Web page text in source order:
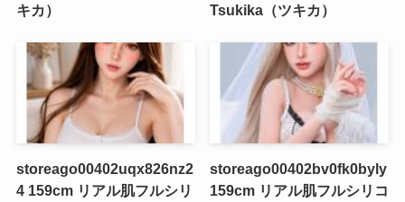
キカ）
Tsukika（ツキカ）
storeago00402uqx826nz2
4 159cm リアル肌フルシリ
storeago00402bv0fk0byly
159cm リアル肌フルシリコ